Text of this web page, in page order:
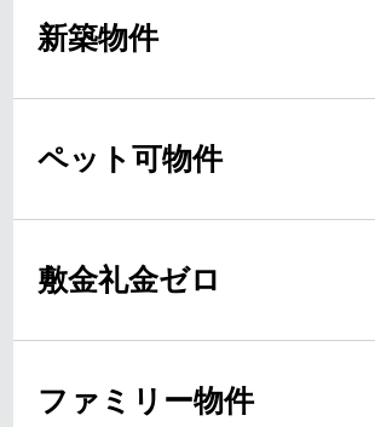
新築物件
ペット可物件
敷金礼金ゼロ
ファミリー物件